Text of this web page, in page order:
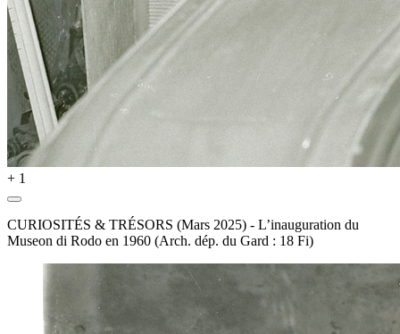
+ 1
CURIOSITÉS & TRÉSORS (Mars 2025) - L’inauguration du
Museon di Rodo en 1960 (Arch. dép. du Gard : 18 Fi)